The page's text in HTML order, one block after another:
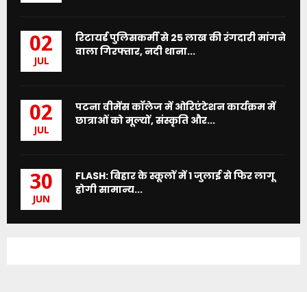
02
JUL
रिटायर्ड पुलिसकर्मी से 25 लाख की रंगदारी मांगने
वाला गिरफ्तार, नदी थाना...
02
JUL
पटना वीमेंस कॉलेज में ओरिएंटेशन कार्यक्रम में
छात्राओं को मूल्यों, संस्कृति और...
30
JUN
FLASH: बिहार के स्कूलों में 1 जुलाई से फिर लागू
होगी सामान्य...